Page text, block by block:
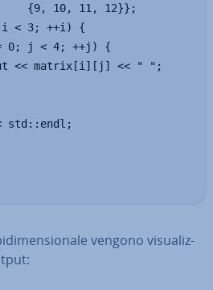
{9, 10, 11, 12}};
< 3; ++i) {
0; j < 4; ++j) {
<< matrix[i][j] << " ";
std::endl;
vengono vi­sua­liz­